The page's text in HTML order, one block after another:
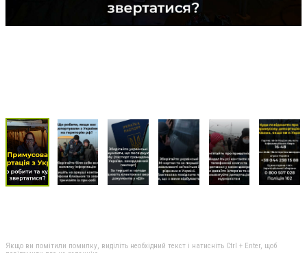
Якщо ви помітили помилку, виділіть необхідний текст і натисніть Ctrl + Enter, щоб